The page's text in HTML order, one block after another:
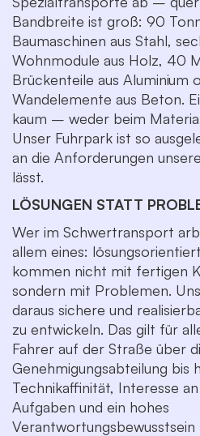
Bandbreite ist groß: 90
Baumaschinen aus Stahl,
Wohnmodule aus Holz, 40
Brückenteile aus Aluminium
Wandelemente aus Beton.
kaum – weder beim
Unser Fuhrpark ist so
an die Anforderungen
lässt.
LÖSUNGEN STATT
Wer im Schwertransport
allem eines:
kommen nicht mit fertigen
sondern mit Problemen.
daraus sichere und
zu entwickeln. Das gilt für
Fahrer auf der Straße über
Genehmigungsabteilung bis
Technikaffinität, Interesse
Aufgaben und ein hohes
Verantwortungsbewusstsein